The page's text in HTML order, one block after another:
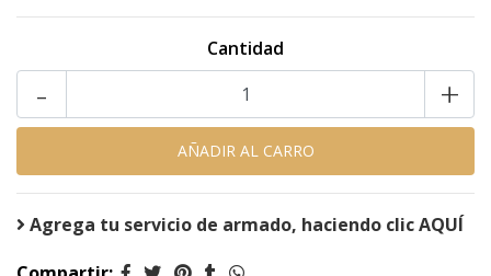
Cantidad
+
-
Agrega tu servicio de armado, haciendo clic AQUÍ